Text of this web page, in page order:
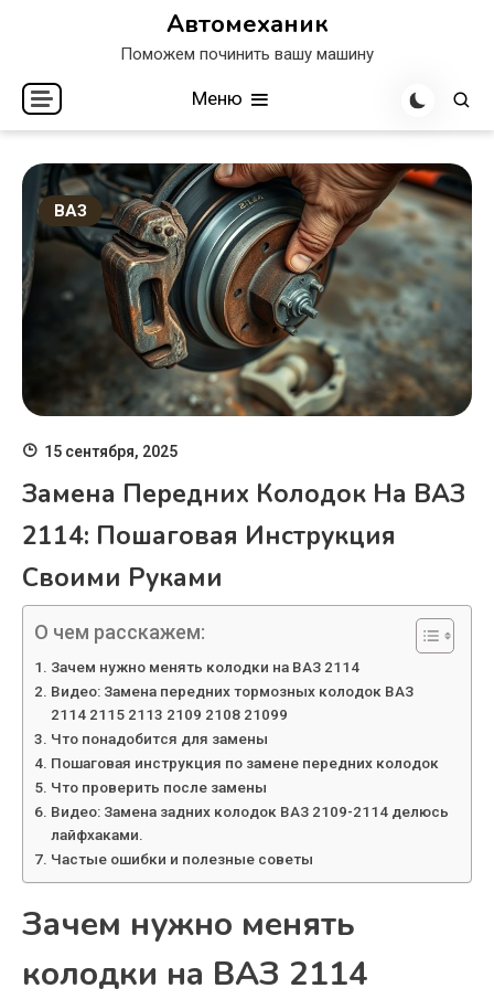
Автомеханик
Поможем починить вашу машину
Меню
ВАЗ
15 сентября, 2025
Замена Передних Колодок На ВАЗ
2114: Пошаговая Инструкция
Своими Руками
О чем расскажем:
Зачем нужно менять колодки на ВАЗ 2114
Видео: Замена передних тормозных колодок ВАЗ
2114 2115 2113 2109 2108 21099
Что понадобится для замены
Пошаговая инструкция по замене передних колодок
Что проверить после замены
Видео: Замена задних колодок ВАЗ 2109-2114 делюсь
лайфхаками.
Частые ошибки и полезные советы
Зачем нужно менять
колодки на ВАЗ 2114